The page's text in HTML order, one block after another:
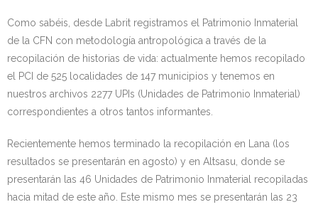
Como sabéis, desde Labrit registramos el Patrimonio Inmaterial
de la CFN con metodología antropológica a través de la
recopilación de historias de vida: actualmente hemos recopilado
el PCI de 525 localidades de 147 municipios y tenemos en
nuestros archivos 2277 UPIs (Unidades de Patrimonio Inmaterial)
correspondientes a otros tantos informantes.
Recientemente hemos terminado la recopilación en Lana (los
resultados se presentarán en agosto) y en Altsasu, donde se
presentarán las 46 Unidades de Patrimonio Inmaterial recopiladas
hacia mitad de este año. Este mismo mes se presentarán las 23